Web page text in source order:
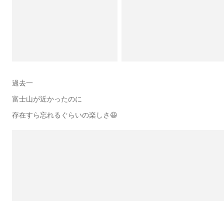
過去一
富士山が近かったのに
存在すら忘れるぐらいの楽しさ😆